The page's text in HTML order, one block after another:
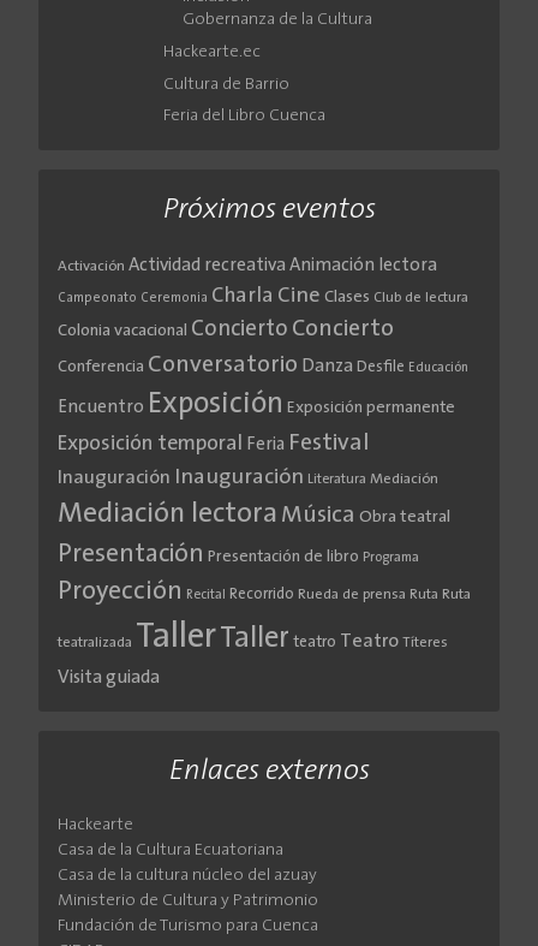
Gobernanza de la Cultura
Hackearte.ec
Cultura de Barrio
Feria del Libro Cuenca
Próximos eventos
Activación Actividad recreativa Animación lectora
Campeonato Ceremonia Charla Cine Clases Club de lectura
Colonia vacacional Concierto Concierto
Conferencia Conversatorio Danza Desfile Educación
Encuentro Exposición Exposición permanente
Exposición temporal Feria Festival
Inauguración Inauguración Literatura Mediación
Mediación lectora Música Obra teatral
Presentación Presentación de libro Programa
Proyección Recital Recorrido Rueda de prensa Ruta Ruta
teatralizada TallerTaller teatro Teatro Títeres
Visita guiada
Enlaces externos
Hackearte
Casa de la Cultura Ecuatoriana
Casa de la cultura núcleo del azuay
Ministerio de Cultura y Patrimonio
Fundación de Turismo para Cuenca